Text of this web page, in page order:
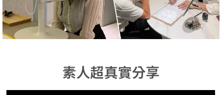
素人超真實分享